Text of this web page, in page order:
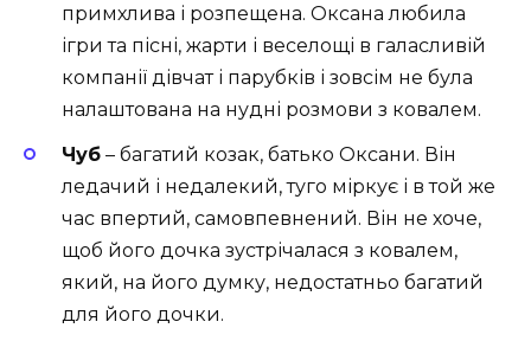
примхлива і розпещена. Оксана любила
ігри та пісні, жарти і веселощі в галасливій
компанії дівчат і парубків і зовсім не була
налаштована на нудні розмови з ковалем.
Чуб – багатий козак, батько Оксани. Він
ледачий і недалекий, туго міркує і в той же
час впертий, самовпевнений. Він не хоче,
щоб його дочка зустрічалася з ковалем,
який, на його думку, недостатньо багатий
для його дочки.